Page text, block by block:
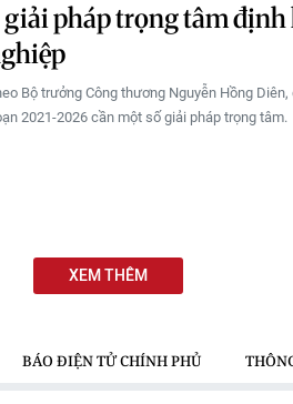
giải pháp trọng tâm
Bộ trưởng Công thương Nguyễn Hồng
2021-2026 cần một số giải pháp trọng tâm.
XEM THÊM
BÁO ĐIỆN TỬ CHÍNH PHỦ